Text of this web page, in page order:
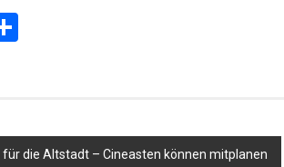
die Altstadt – Cineasten können mitplanen